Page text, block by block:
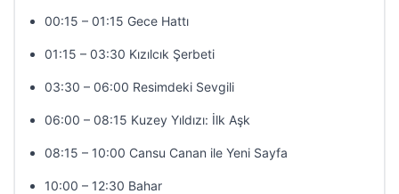
00:15 – 01:15 Gece Hattı
01:15 – 03:30 Kızılcık Şerbeti
03:30 – 06:00 Resimdeki Sevgili
06:00 – 08:15 Kuzey Yıldızı: İlk Aşk
08:15 – 10:00 Cansu Canan ile Yeni Sayfa
10:00 – 12:30 Bahar